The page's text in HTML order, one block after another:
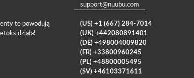
te powodują
działa!
support@nuubu.com
(US) +1 (667) 284-7014
(UK) +442080891401
(DE) +498004009820
(FR) +33800960245
(PL) +48800005495
(SV) +46103371611